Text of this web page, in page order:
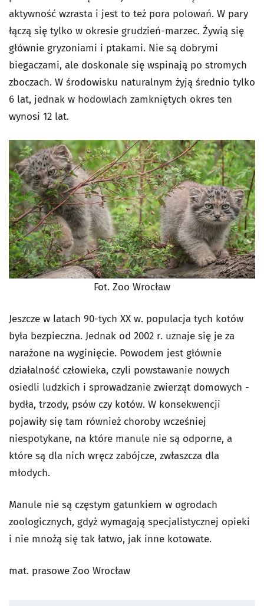
aktywność wzrasta i jest to też pora polowań. W pary
łączą się tylko w okresie grudzień-marzec. Żywią się
głównie gryzoniami i ptakami. Nie są dobrymi
biegaczami, ale doskonale się wspinają po stromych
zboczach. W środowisku naturalnym żyją średnio tylko
6 lat, jednak w hodowlach zamkniętych okres ten
wynosi 12 lat.
Fot. Zoo Wrocław
Jeszcze w latach 90-tych XX w. populacja tych kotów
była bezpieczna. Jednak od 2002 r. uznaje się je za
narażone na wyginięcie. Powodem jest głównie
działalność człowieka, czyli powstawanie nowych
osiedli ludzkich i sprowadzanie zwierząt domowych -
bydła, trzody, psów czy kotów. W konsekwencji
pojawiły się tam również choroby wcześniej
niespotykane, na które manule nie są odporne, a
które są dla nich wręcz zabójcze, zwłaszcza dla
młodych.
Manule nie są częstym gatunkiem w ogrodach
zoologicznych, gdyż wymagają specjalistycznej opieki
i nie mnożą się tak łatwo, jak inne kotowate.
mat. prasowe Zoo Wrocław